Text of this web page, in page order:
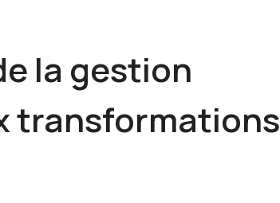
la gestion
transformations